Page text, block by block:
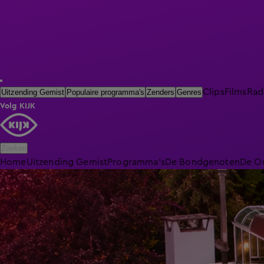
Uitzending Gemist Populaire programma's Zenders Genres ClipsFilms
Volg KIJK
HomeUitzending GemistProgramma'sDe BondgenotenDe